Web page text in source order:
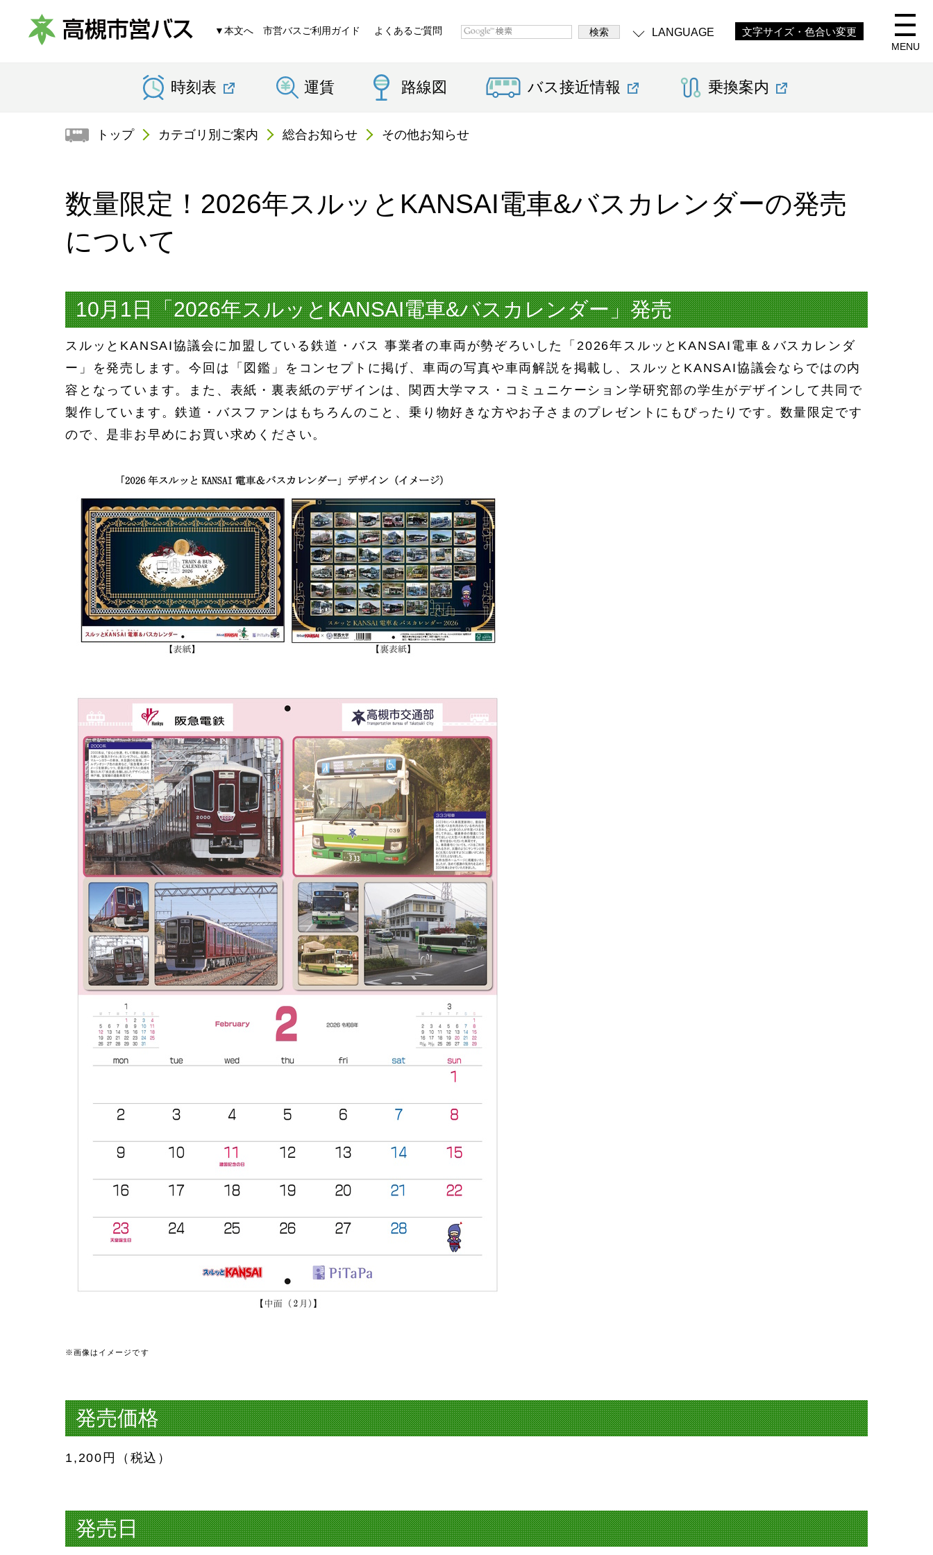
槻
市
ス
▼本文へ 市営バスご利用ガイド よくあるご質問 LANGUAGE
文字サイズ・色合い変更
MENU
時刻表 運賃 路線図 バス接近情報 乗換案内
トップ カテゴリ別ご案内 総合お知らせ その他お知らせ
数量限定！2026年スルッとKANSAI電車&バスカレンダーの発売
について
10月1日「2026年スルッとKANSAI電車&バスカレンダー」発売
スルッとKANSAI協議会に加盟している鉄道・バス 事業者の車両が勢ぞろいした「2026年スルッとKANSAI電車＆バスカレンダ
ー」を発売します。今回は「図鑑」をコンセプトに掲げ、車両の写真や車両解説を掲載し、スルッとKANSAI協議会ならではの内
容となっています。また、表紙・裏表紙のデザインは、関西大学マス・コミュニケーション学研究部の学生がデザインして共同で
製作しています。鉄道・バスファンはもちろんのこと、乗り物好きな方やお子さまのプレゼントにもぴったりです。数量限定です
ので、是非お早めにお買い求めください。
※画像はイメージです
発売価格
1,200円（税込）
発売日